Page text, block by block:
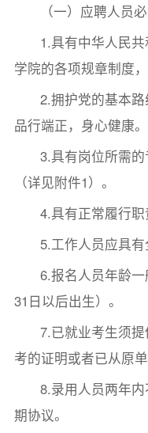
（一）应聘人员
1.具有中华人民
学院的各项规章制度
2.拥护党的基本路
品行端正，身心健康。
3.具有岗位所需
（详见附件1）。
4.具有正常履行职
5.工作人员应具有
6.报名人员年龄
31日以后出生）。
7.已就业考生须
考的证明或者已从原
8.录用人员两年
期协议。